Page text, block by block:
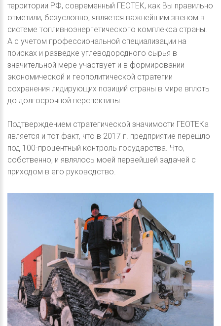
территории РФ, современный ГЕОТЕК, как Вы правильно
отметили, безусловно, является важнейшим звеном в
системе топливноэнергетического комплекса страны.
А с учетом профессиональной специализации на
поисках и разведке углеводородного сырья в
значительной мере участвует и в формировании
экономической и геополитической стратегии
сохранения лидирующих позиций страны в мире вплоть
до долгосрочной перспективы.
Подтверждением стратегической значимости ГЕОТЕКа
является и тот факт, что в 2017 г. предприятие перешло
под 100-процентный контроль государства. Что,
собственно, и являлось моей первейшей задачей с
приходом в его руководство.